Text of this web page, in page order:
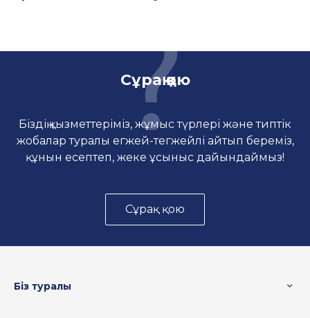
Сұрақ қою
Біздің қызметтеріміз, жұмыс түрлері және типтік
жобалар туралы егжей-тегжейлі айтып береміз,
құнын есептеп, жеке ұсыныс дайындаймыз!
Сұрақ қою
Біз туралы